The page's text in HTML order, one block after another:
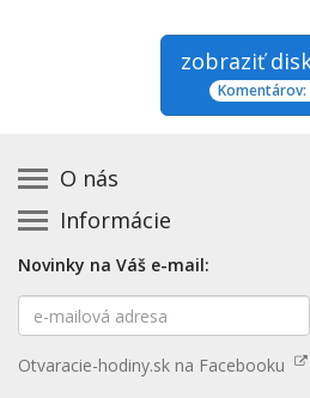
zobraziť
Komentárov:
O nás
Kontakt na prevádzkovateľa
Zásady používania cookies
Prehlásenie o prístupnosti
Mapa stránok
Informácie
Základná registrácia
Platené služby
Nenašli ste otváracie hodiny?
Aktualizácia otváracích hodín
Novinky na Váš e-mail:
E-
mailová
Otvaracie-hodiny.sk na Facebooku